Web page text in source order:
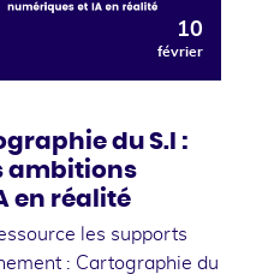
10
février
du S.I :
ambitions
en réalité
les supports
: Cartographie du